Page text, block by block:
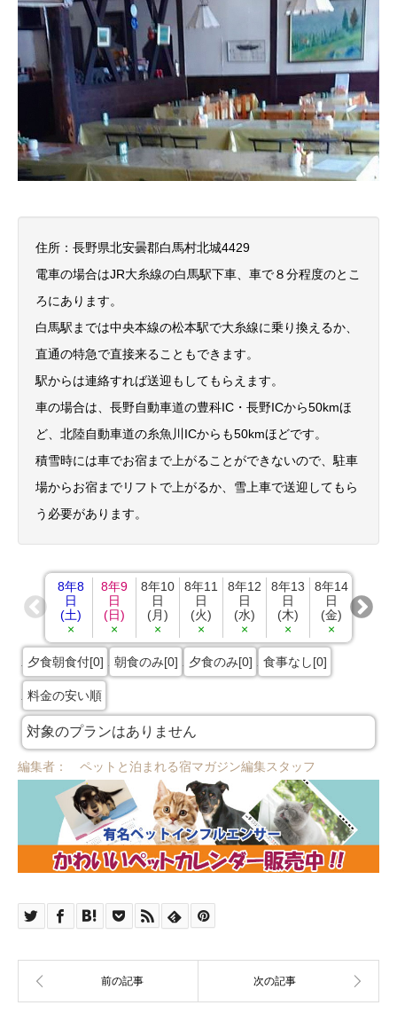
住所：長野県北安曇郡白馬村北城4429
電車の場合はJR大糸線の白馬駅下車、車で８分程度のとこ
ろにあります。
白馬駅までは中央本線の松本駅で大糸線に乗り換えるか、
直通の特急で直接来ることもできます。
駅からは連絡すれば送迎もしてもらえます。
車の場合は、長野自動車道の豊科IC・長野ICから50kmほ
ど、北陸自動車道の糸魚川ICからも50kmほどです。
積雪時には車でお宿まで上がることができないので、駐車
場からお宿までリフトで上がるか、雪上車で送迎してもら
う必要があります。
8年8
日
(土)
×
8年9
日
(日)
×
8年10
日
(月)
×
8年11
日
(火)
×
8年12
日
(水)
×
8年13
日
(木)
×
8年14
日
(金)
×
日
(土)
夕食朝食付[0] 朝食のみ[0] 夕食のみ[0] 食事なし[0]
料金の安い順
対象のプランはありません
編集者： ペットと泊まれる宿マガジン編集スタッフ